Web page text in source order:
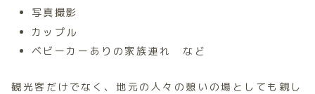
写真撮影
カップル
ベビーカーありの家族連れ など
観光客だけでなく、地元の人々の憩いの場としても親し